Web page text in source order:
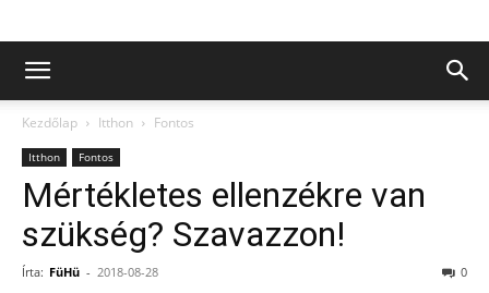
Kezdőlap Itthon Fontos
Itthon Fontos
Mértékletes ellenzékre van
szükség? Szavazzon!
Írta: FüHü - 2018-08-28 0